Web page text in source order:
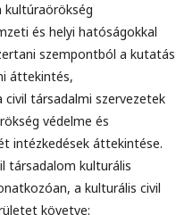
kultúraörökség
és helyi hatóságokkal
szempontból a kutatás
áttekintés,
társadalmi szervezetek
védelme és
intézkedések áttekintése.
társadalom kulturális
a kulturális civil
követve: